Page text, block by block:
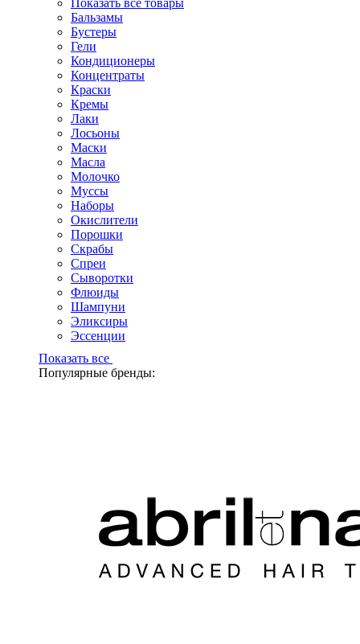
Показать все товары
Бальзамы
Бустеры
Гели
Кондиционеры
Концентраты
Краски
Кремы
Лаки
Лосьоны
Маски
Масла
Молочко
Муссы
Наборы
Окислители
Порошки
Скрабы
Спреи
Сыворотки
Флюиды
Шампуни
Эликсиры
Эссенции
Показать все
Популярные бренды: